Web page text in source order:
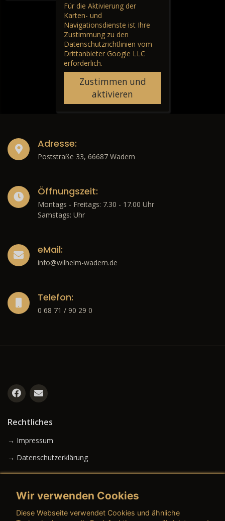
Für die Aktivierung der
Karten- und
Navigationsdienste ist Ihre
Zustimmung zu den
Datenschutzrichtlinien vom
Drittanbieter Google LLC
erforderlich.
Zustimmen und
aktivieren
Adresse:
Poststraße 33, 66687 Wadern
Öffnungszeit:
Montags - Freitags: 7.30 - 17.00 Uhr
Samstags: Uhr
eMail:
info@wilhelm-wadern.de
Telefon:
0 68 71 / 90 29 0
Rechtliches
→ Impressum
→ Datenschutzerklärung
Wir verwenden Cookies
Diese Webseite verwendet Cookies und ähnliche